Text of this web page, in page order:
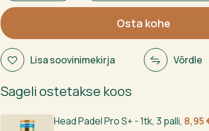
05
Juan
Tello
Junior
2026
Osta kohe
Lisa soovinimekirja Võrdle
Sageli ostetakse koos
Head Padel Pro S+ - 1tk, 3 palli, Algne
8,95